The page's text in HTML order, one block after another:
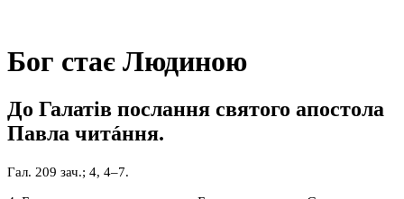
Бог стає Людиною
До Галатів послання святого апостола
Павла читáння.
Гал. 209 зач.; 4, 4–7.